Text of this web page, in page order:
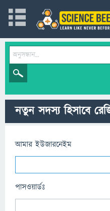
নতুন সদস্য হিসাবে
আমার ইউজারনেইম
পাসওয়ার্ডঃ